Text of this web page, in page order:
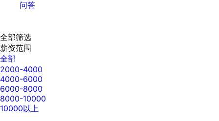
问答
全部筛选
薪资范围
全部
2000-4000
4000-6000
6000-8000
8000-10000
10000以上